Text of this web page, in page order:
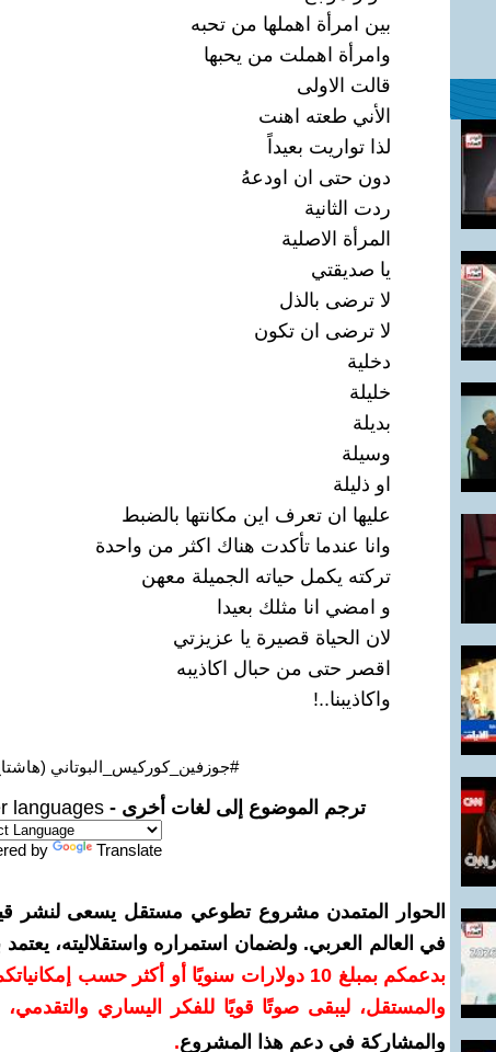
بين امرأة اهملها من تحبه
وامرأة اهملت من يحبها
قالت الاولى
الأني طعته اهنت
لذا تواريت بعيداً
دون حتى ان اودعهُ
ردت الثانية
المرأة الاصلية
يا صديقتي
لا ترضى بالذل
لا ترضى ان تكون
دخلية
خليلة
بديلة
وسيلة
او ذليلة
عليها ان تعرف اين مكانتها بالضبط
وانا عندما تأكدت هناك اكثر من واحدة
تركته يكمل حياته الجميلة معهن
و امضي انا مثلك بعيدا
لان الحياة قصيرة يا عزيزتي
اقصر حتى من حبال اكاذيبه
واكاذيبنا..!
#جوزفين_كوركيس_البوتاني
ترجم الموضوع إلى لغات أخرى - languages
by Translate
الحوار المتمدن مشروع تطوعي مستقل يسعى لنشر قيم
في العالم العربي. ولضمان استمراره واستقلاليته،
بدعمكم بمبلغ 10 دولارات سنويًا أو أكثر حسب
والمستقل، ليبقى صوتًا قويًا للفكر اليساري والتقدمي،
والمشاركة في دعم هذا المشروع.